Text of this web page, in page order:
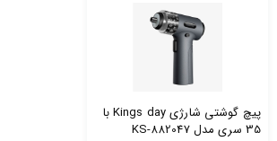
پیچ گوشتی شارژی Kings day با
35 سری مدل KS-882047